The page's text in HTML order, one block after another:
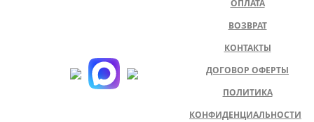
ОПЛАТА
ВОЗВРАТ
КОНТАКТЫ
ДОГОВОР ОФЕРТЫ
ПОЛИТИКА
КОНФИДЕНЦИАЛЬНОСТИ